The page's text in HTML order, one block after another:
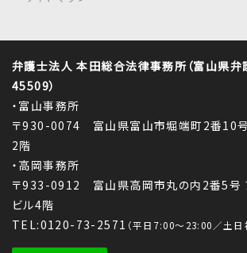
弁護士法人 本田総合法律事務所（富山県弁
45509）
・富山事務所
〒930-0074 富山県富山市堀端町2番10
2階
・高岡事務所
〒933-0912 富山県高岡市丸の内2番5号
ビル4階
TEL:0120-73-2571 （平日7:00～23:00／土日